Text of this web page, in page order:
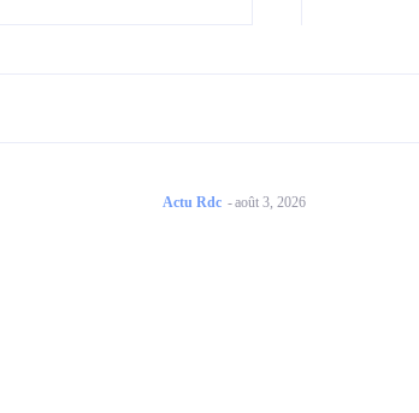
Actu Rdc -août 3, 2026